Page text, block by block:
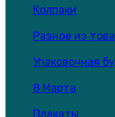
Колпаки
Разное из
Упаковочная
8 Марта
Плакаты